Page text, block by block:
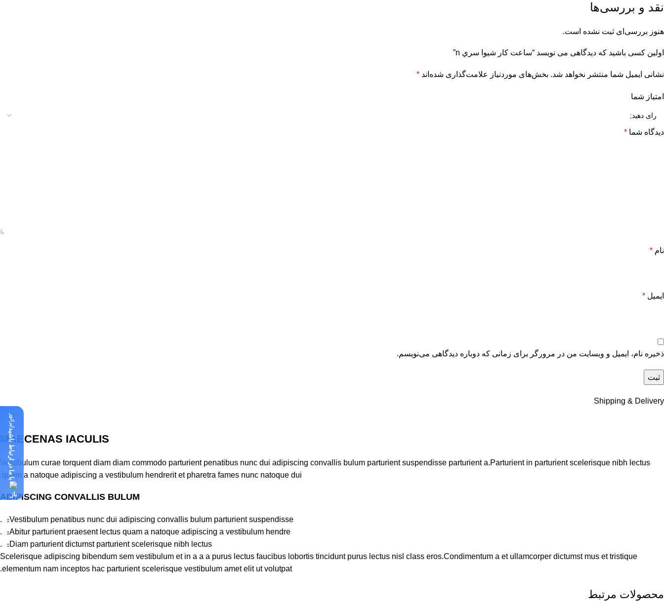
نقد و بررسی‌ها
هنوز بررسی‌ای ثبت نشده است.
اولین کسی باشید که دیدگاهی می نویسد “ساعت كار شيوا سري n”
نشانی ایمیل شما منتشر نخواهد شد. بخش‌های موردنیاز علامت‌گذاری شده‌اند *
امتیاز شما
دیدگاه شما *
نام *
ایمیل *
ذخیره نام، ایمیل و وبسایت من در مرورگر برای زمانی که دوباره دیدگاهی می‌نویسم.
Shipping & Delivery
MAECENAS IACULIS
Vestibulum curae torquent diam diam commodo parturient penatibus nunc dui adipiscing convallis bulum parturient suspendisse parturient a.Parturient in parturient scelerisque nibh lectus
quam a natoque adipiscing a vestibulum hendrerit et pharetra fames nunc natoque dui.
ADIPISCING CONVALLIS BULUM
Vestibulum penatibus nunc dui adipiscing convallis bulum parturient suspendisse.
Abitur parturient praesent lectus quam a natoque adipiscing a vestibulum hendre.
Diam parturient dictumst parturient scelerisque nibh lectus.
Scelerisque adipiscing bibendum sem vestibulum et in a a a purus lectus faucibus lobortis tincidunt purus lectus nisl class eros.Condimentum a et ullamcorper dictumst mus et tristique
elementum nam inceptos hac parturient scelerisque vestibulum amet elit ut volutpat.
محصولات مرتبط
با ما در ارتباط باشید
اپراتور